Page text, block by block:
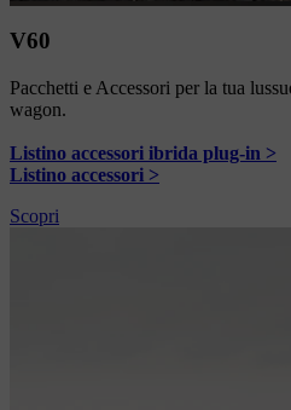
V60
Pacchetti e Accessori per la tua
wagon.
Listino accessori ibrida plug-in >
Listino accessori >
Scopri